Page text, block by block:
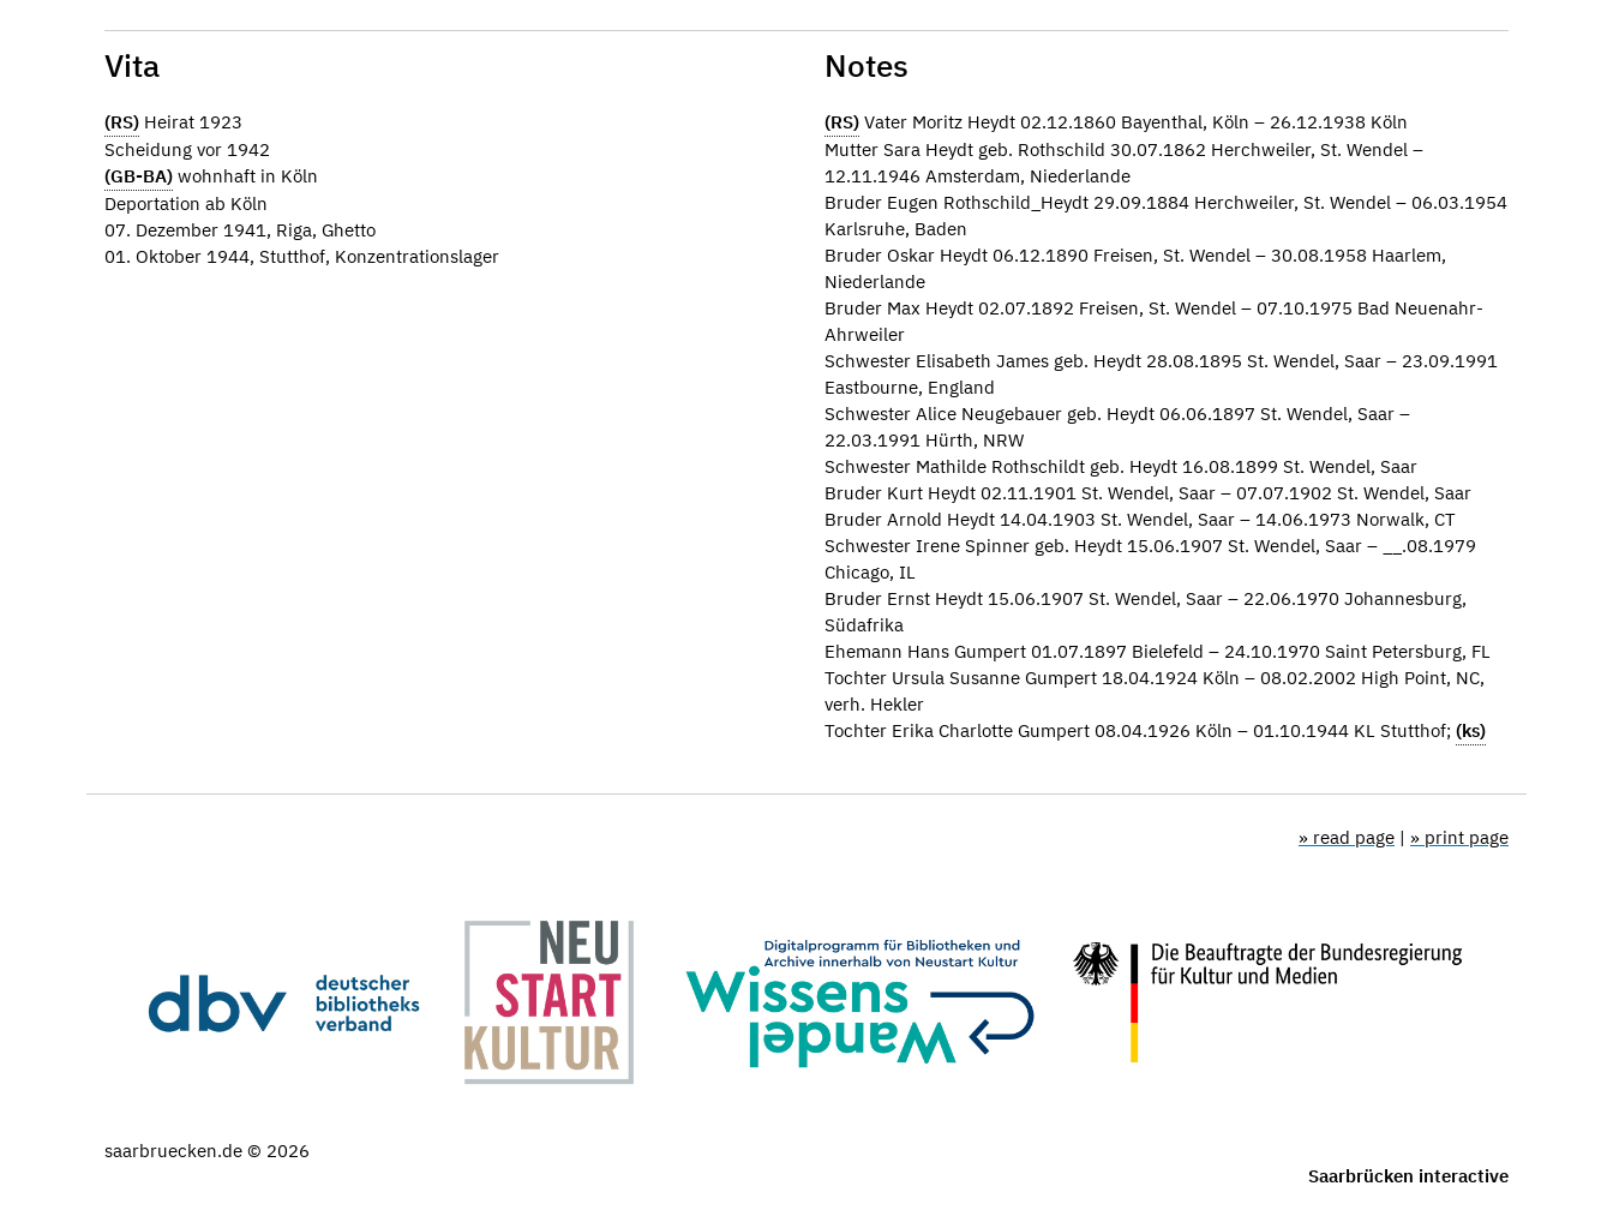
Vita
(RS) Heirat 1923
Scheidung vor 1942
(GB-BA) wohnhaft in Köln
Deportation ab Köln
07. Dezember 1941, Riga, Ghetto
01. Oktober 1944, Stutthof, Konzentrationslager
Notes
(RS) Vater Moritz Heydt 02.12.1860 Bayenthal, Köln – 26.12.1938 Köln
Mutter Sara Heydt geb. Rothschild 30.07.1862 Herchweiler, St. Wendel –
12.11.1946 Amsterdam, Niederlande
Bruder Eugen Rothschild_Heydt 29.09.1884 Herchweiler, St. Wendel – 06.03.1954
Karlsruhe, Baden
Bruder Oskar Heydt 06.12.1890 Freisen, St. Wendel – 30.08.1958 Haarlem,
Niederlande
Bruder Max Heydt 02.07.1892 Freisen, St. Wendel – 07.10.1975 Bad Neuenahr-
Ahrweiler
Schwester Elisabeth James geb. Heydt 28.08.1895 St. Wendel, Saar – 23.09.1991
Eastbourne, England
Schwester Alice Neugebauer geb. Heydt 06.06.1897 St. Wendel, Saar –
22.03.1991 Hürth, NRW
Schwester Mathilde Rothschildt geb. Heydt 16.08.1899 St. Wendel, Saar
Bruder Kurt Heydt 02.11.1901 St. Wendel, Saar – 07.07.1902 St. Wendel, Saar
Bruder Arnold Heydt 14.04.1903 St. Wendel, Saar – 14.06.1973 Norwalk, CT
Schwester Irene Spinner geb. Heydt 15.06.1907 St. Wendel, Saar – __.08.1979
Chicago, IL
Bruder Ernst Heydt 15.06.1907 St. Wendel, Saar – 22.06.1970 Johannesburg,
Südafrika
Ehemann Hans Gumpert 01.07.1897 Bielefeld – 24.10.1970 Saint Petersburg, FL
Tochter Ursula Susanne Gumpert 18.04.1924 Köln – 08.02.2002 High Point, NC,
verh. Hekler
Tochter Erika Charlotte Gumpert 08.04.1926 Köln – 01.10.1944 KL Stutthof; (ks)
» read page | » print page
saarbruecken.de © 2026
Saarbrücken interactive